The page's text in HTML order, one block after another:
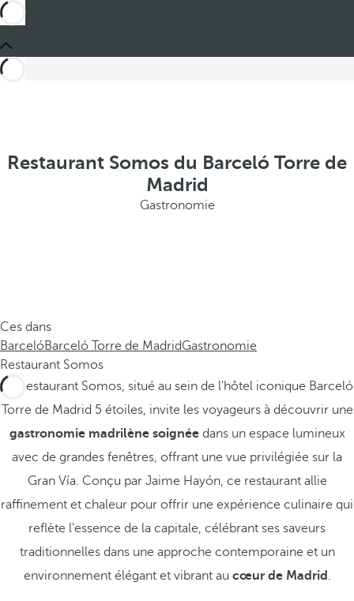
Restaurant Somos du Barceló Torre de
Madrid
Gastronomie
Ces dans
BarcelóBarceló Torre de MadridGastronomie
Restaurant Somos
Le Restaurant Somos, situé au sein de l'hôtel iconique Barceló
Torre de Madrid 5 étoiles, invite les voyageurs à découvrir une
gastronomie madrilène soignéedans un espace lumineux
avec de grandes fenêtres, offrant une vue privilégiée sur la
Gran Vía. Conçu par Jaime Hayón, ce restaurant allie
raffinement et chaleur pour offrir une expérience culinaire qui
reflète l'essence de la capitale, célébrant ses saveurs
traditionnelles dans une approche contemporaine et un
environnement élégant et vibrant au cœur de Madrid .